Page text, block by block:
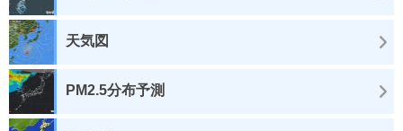
天気図
PM2.5分布予測